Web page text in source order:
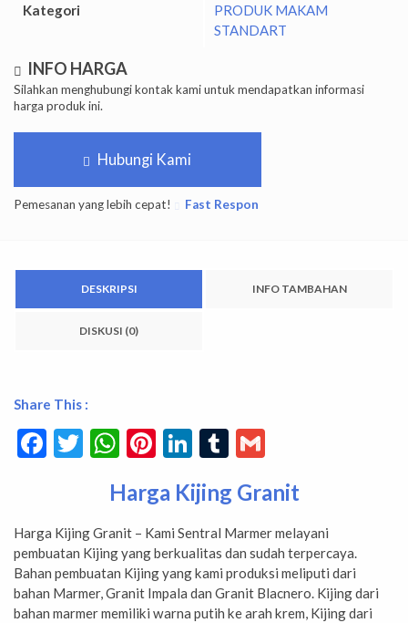
Kategori
PRODUK MAKAM
STANDART
INFO HARGA
Silahkan menghubungi kontak kami untuk mendapatkan informasi
harga produk ini.
Hubungi Kami
Pemesanan yang lebih cepat! Fast Respon
DESKRIPSI INFO TAMBAHAN
DISKUSI (0)
Share This :
Facebook
Twitter
WhatsApp
Pinterest
LinkedIn
Tumblr
Harga Kijing Granit
Harga Kijing Granit – Kami Sentral Marmer melayani
pembuatan Kijing yang berkualitas dan sudah terpercaya.
Bahan pembuatan Kijing yang kami produksi meliputi dari
bahan Marmer, Granit Impala dan Granit Blacnero. Kijing dari
bahan marmer memiliki warna putih ke arah krem, Kijing dari